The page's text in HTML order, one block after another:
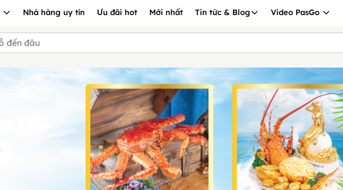
Nhà hàng uy tín Ưu đãi hot Mới nhất Tin tức & Blog Video PasGo